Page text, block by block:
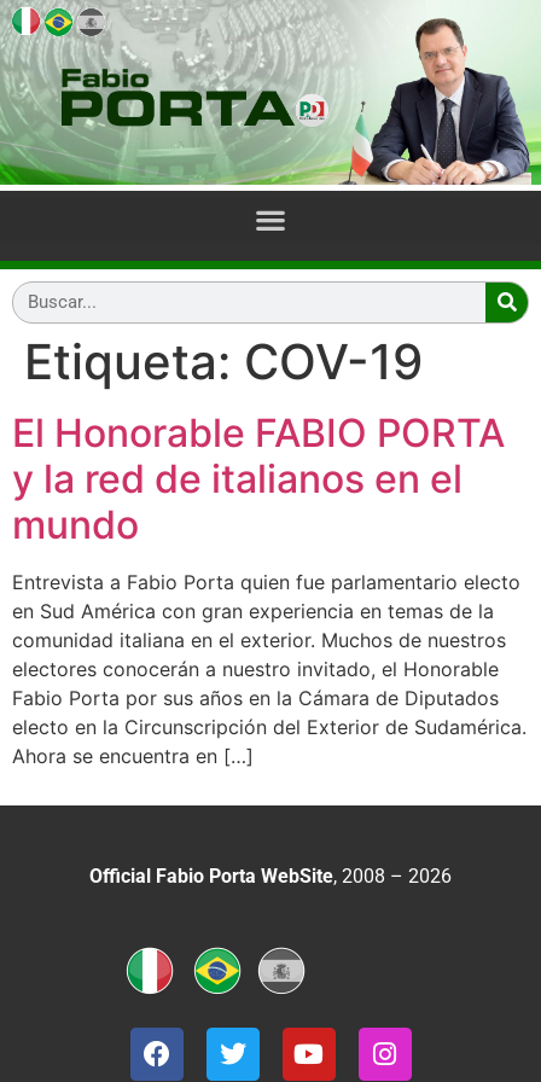
Etiqueta: COV-19
El Honorable FABIO PORTA
y la red de italianos en el
mundo
Entrevista a Fabio Porta quien fue parlamentario electo
en Sud América con gran experiencia en temas de la
comunidad italiana en el exterior. Muchos de nuestros
electores conocerán a nuestro invitado, el Honorable
Fabio Porta por sus años en la Cámara de Diputados
electo en la Circunscripción del Exterior de Sudamérica.
Ahora se encuentra en […]
Official Fabio Porta WebSite, 2008 – 2026